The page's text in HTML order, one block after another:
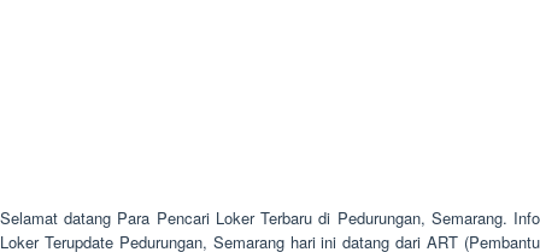
Selamat datang Para Pencari Loker Terbaru di Pedurungan, Semarang. Info
Loker Terupdate Pedurungan, Semarang hari ini datang dari ART (Pembantu